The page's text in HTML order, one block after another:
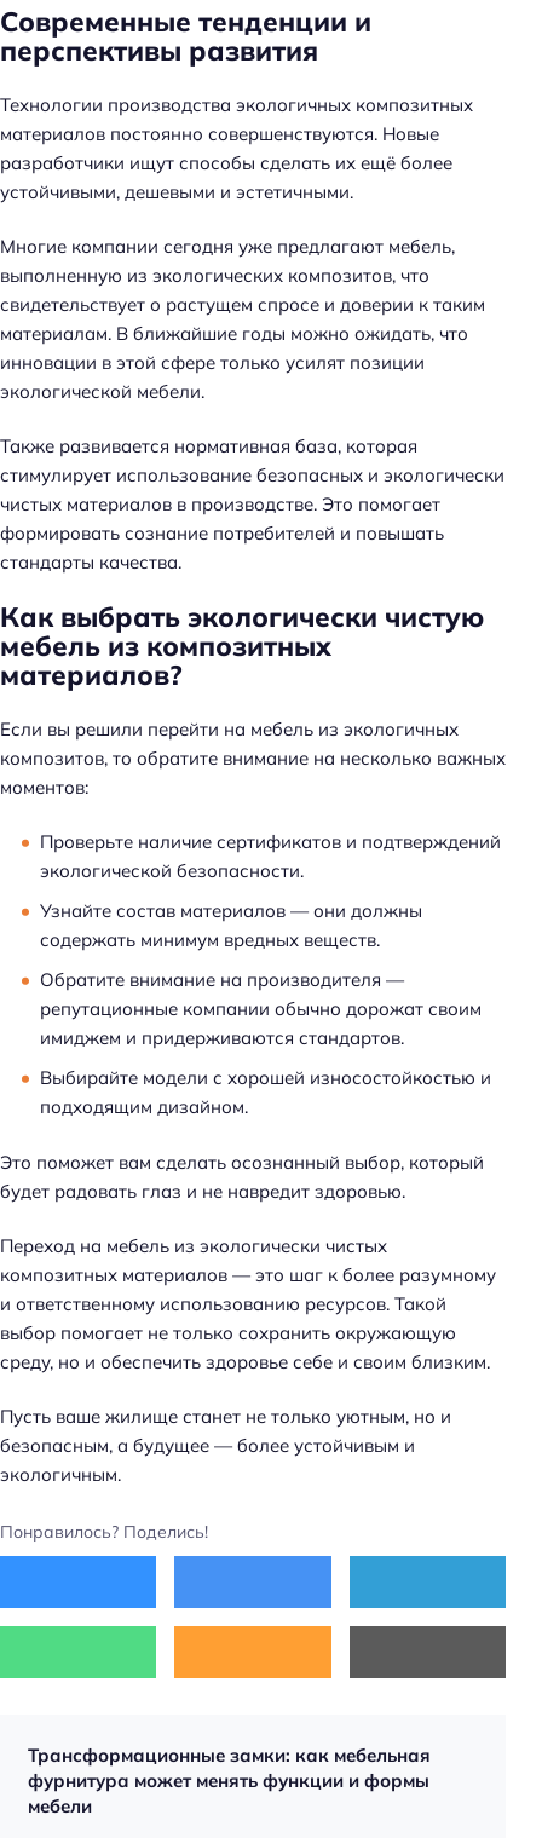
Современные тенденции и
перспективы развития
Технологии производства экологичных композитных
материалов постоянно совершенствуются. Новые
разработчики ищут способы сделать их ещё более
устойчивыми, дешевыми и эстетичными.
Многие компании сегодня уже предлагают мебель,
выполненную из экологических композитов, что
свидетельствует о растущем спросе и доверии к таким
материалам. В ближайшие годы можно ожидать, что
инновации в этой сфере только усилят позиции
экологической мебели.
Также развивается нормативная база, которая
стимулирует использование безопасных и экологически
чистых материалов в производстве. Это помогает
формировать сознание потребителей и повышать
стандарты качества.
Как выбрать экологически чистую
мебель из композитных
материалов?
Если вы решили перейти на мебель из экологичных
композитов, то обратите внимание на несколько важных
моментов:
Проверьте наличие сертификатов и подтверждений
экологической безопасности.
Узнайте состав материалов — они должны
содержать минимум вредных веществ.
Обратите внимание на производителя —
репутационные компании обычно дорожат своим
имиджем и придерживаются стандартов.
Выбирайте модели с хорошей износостойкостью и
подходящим дизайном.
Это поможет вам сделать осознанный выбор, который
будет радовать глаз и не навредит здоровью.
Переход на мебель из экологически чистых
композитных материалов — это шаг к более разумному
и ответственному использованию ресурсов. Такой
выбор помогает не только сохранить окружающую
среду, но и обеспечить здоровье себе и своим близким.
Пусть ваше жилище станет не только уютным, но и
безопасным, а будущее — более устойчивым и
экологичным.
Понравилось? Поделись!
Трансформационные замки: как мебельная
фурнитура может менять функции и формы
мебели